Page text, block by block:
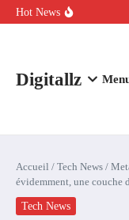
Aller au contenu
Hot News
Comment
Digitallz
Accueil / Tech News /
évidemment, une couche
Tech News